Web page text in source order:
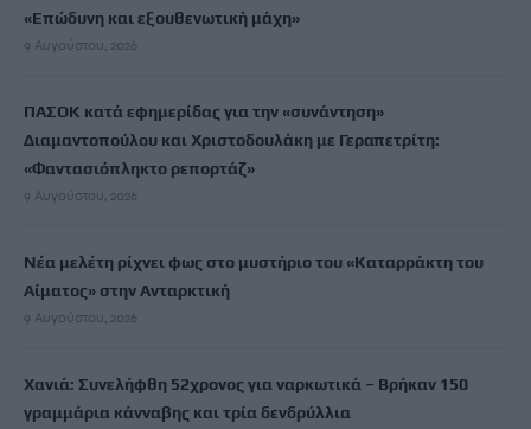
«Επώδυνη και εξουθενωτική μάχη»
9 Αυγούστου, 2026
ΠΑΣΟΚ κατά εφημερίδας για την «συνάντηση»
Διαμαντοπούλου και Χριστοδουλάκη με Γεραπετρίτη:
«Φαντασιόπληκτο ρεπορτάζ»
9 Αυγούστου, 2026
Νέα μελέτη ρίχνει φως στο μυστήριο του «Καταρράκτη του
Αίματος» στην Ανταρκτική
9 Αυγούστου, 2026
Χανιά: Συνελήφθη 52χρονος για ναρκωτικά – Βρήκαν 150
γραμμάρια κάνναβης και τρία δενδρύλλια